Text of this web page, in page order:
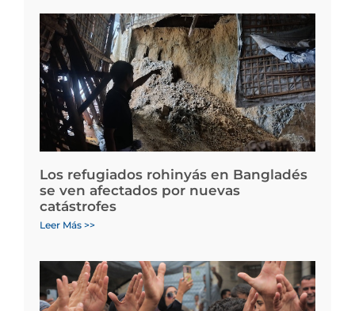
Los refugiados rohinyás en Bangladés
se ven afectados por nuevas
catástrofes
Leer Más >>